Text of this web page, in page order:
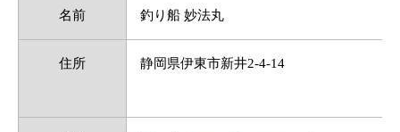
名前 釣り船 妙法丸
住所 静岡県伊東市新井2-4-14